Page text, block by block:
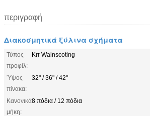
περιγραφή
Διακοσμητικά ξύλινα σχήματα
Τύπος
προφίλ:
Κιτ Wainscoting
Ύψος
πίνακα:
32" / 36" / 42"
Κανονικά
μήκη:
8 πόδια / 12 πόδια